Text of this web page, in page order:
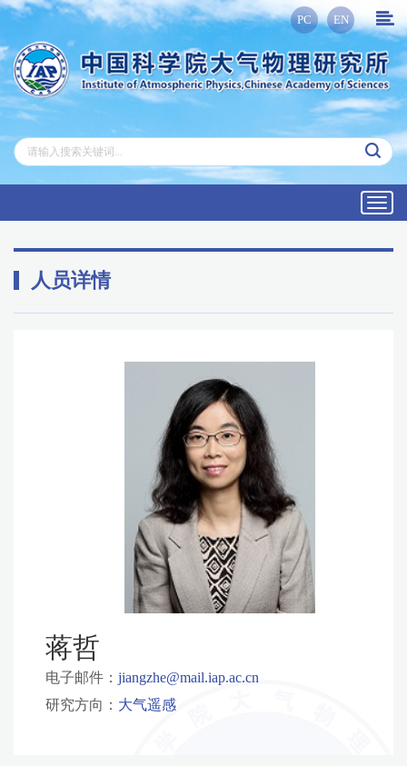
PC EN
人员详情
蒋哲
电子邮件： jiangzhe@mail.iap.ac.cn
研究方向： 大气遥感